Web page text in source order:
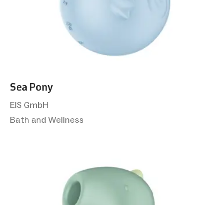
Sea Pony
EIS GmbH
Bath and Wellness